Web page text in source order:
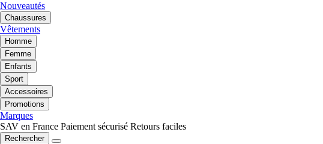
Nouveautés
Chaussures
Vêtements
Homme
Femme
Enfants
Sport
Accessoires
Promotions
Marques
SAV en France Paiement sécurisé Retours faciles
Rechercher